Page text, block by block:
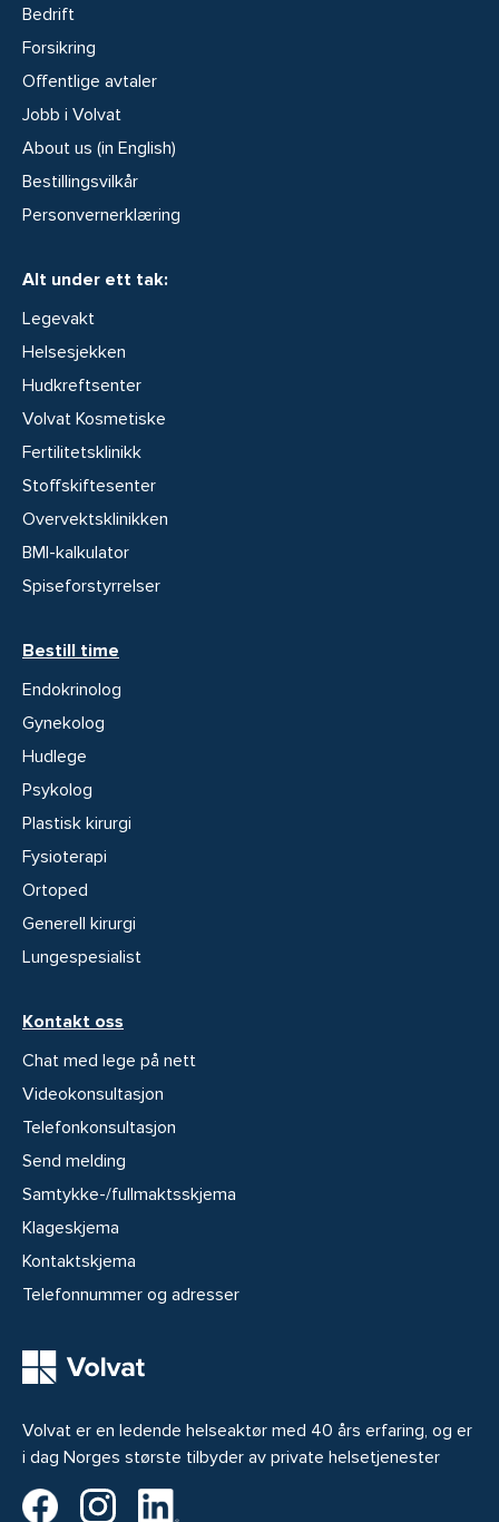
Volvat er en ledende helseaktør med 40 års erfaring, og er
i dag Norges største tilbyder av private helsetjenester
Volvat på Facebook
Volvat på Instagram
Bedrift
Forsikring
Offentlige avtaler
Jobb i Volvat
About us (in English)
Bestillingsvilkår
Personvernerklæring
Alt under ett tak:
Legevakt
Helsesjekken
Hudkreftsenter
Volvat Kosmetiske
Fertilitetsklinikk
Stoffskiftesenter
Overvektsklinikken
BMI-kalkulator
Spiseforstyrrelser
Bestill time
Endokrinolog
Gynekolog
Hudlege
Psykolog
Plastisk kirurgi
Fysioterapi
Ortoped
Generell kirurgi
Lungespesialist
Kontakt oss
Chat med lege på nett
Videokonsultasjon
Telefonkonsultasjon
Send melding
Samtykke-/fullmaktsskjema
Klageskjema
Kontaktskjema
Telefonnummer og adresser